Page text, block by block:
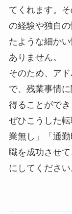
てくれます。
の経験や独自
たような細か
ありません。
そのため、ア
で、残業事情
得ることができ
ぜひこうした
業無し」「通
職を成功させ
にしてください